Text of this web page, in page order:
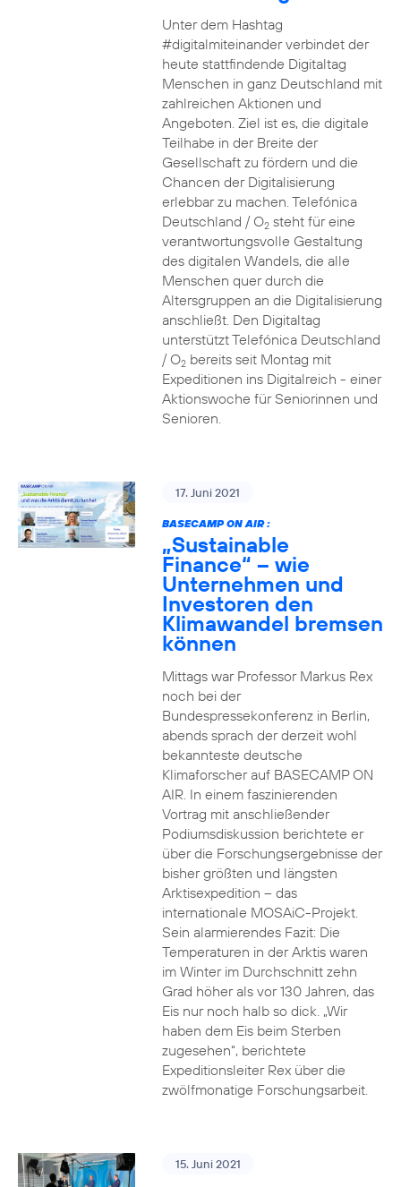
Unter dem Hashtag
#digitalmiteinander verbindet der
heute stattfindende Digitaltag
Menschen in ganz Deutschland mit
zahlreichen Aktionen und
Angeboten. Ziel ist es, die digitale
Teilhabe in der Breite der
Gesellschaft zu fördern und die
Chancen der Digitalisierung
erlebbar zu machen. Telefónica
Deutschland / O2steht für eine
verantwortungsvolle Gestaltung
des digitalen Wandels, die alle
Menschen quer durch die
Altersgruppen an die Digitalisierung
anschließt. Den Digitaltag
unterstützt Telefónica Deutschland
/ O2bereits seit Montag mit
Expeditionen ins Digitalreich - einer
Aktionswoche für Seniorinnen und
Senioren.
17. Juni 2021
BASECAMP ON AIR :
„Sustainable
Finance“ – wie
Unternehmen und
Investoren den
Klimawandel bremsen
können
Mittags war Professor Markus Rex
noch bei der
Bundespressekonferenz in Berlin,
abends sprach der derzeit wohl
bekannteste deutsche
Klimaforscher auf BASECAMP ON
AIR. In einem faszinierenden
Vortrag mit anschließender
Podiumsdiskussion berichtete er
über die Forschungsergebnisse der
bisher größten und längsten
Arktisexpedition – das
internationale MOSAiC-Projekt.
Sein alarmierendes Fazit: Die
Temperaturen in der Arktis waren
im Winter im Durchschnitt zehn
Grad höher als vor 130 Jahren, das
Eis nur noch halb so dick. „Wir
haben dem Eis beim Sterben
zugesehen“, berichtete
Expeditionsleiter Rex über die
zwölfmonatige Forschungsarbeit.
15. Juni 2021